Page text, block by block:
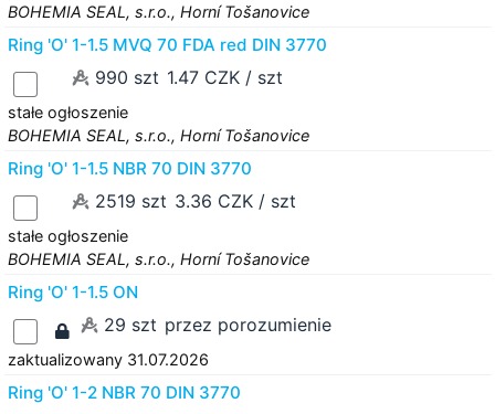
BOHEMIA SEAL, s.r.o., Horní Tošanovice
Ring 'O' 1-1.5 MVQ 70 FDA red DIN 3770
990 szt 1.47 CZK / szt
stałe ogłoszenie
BOHEMIA SEAL, s.r.o., Horní Tošanovice
Ring 'O' 1-1.5 NBR 70 DIN 3770
2519 szt 3.36 CZK / szt
stałe ogłoszenie
BOHEMIA SEAL, s.r.o., Horní Tošanovice
Ring 'O' 1-1.5 ON
29 szt przez porozumienie
zaktualizowany 31.07.2026
Ring 'O' 1-2 NBR 70 DIN 3770